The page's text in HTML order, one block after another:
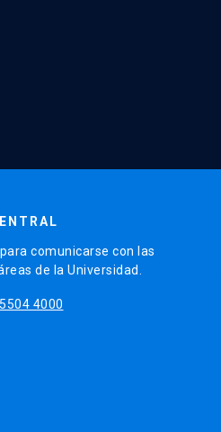
comunicarse con las
de la Universidad.
4000